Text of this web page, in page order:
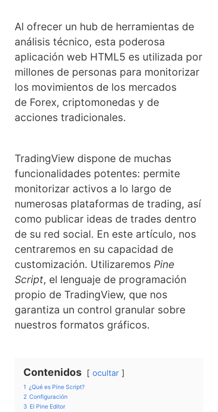
Al ofrecer un hub de herramientas de
análisis técnico, esta poderosa
aplicación web HTML5 es utilizada por
millones de personas para monitorizar
los movimientos de los mercados
de Forex, criptomonedas y de
acciones tradicionales.
TradingView dispone de muchas
funcionalidades potentes: permite
monitorizar activos a lo largo de
numerosas plataformas de trading, así
como publicar ideas de trades dentro
de su red social. En este artículo, nos
centraremos en su capacidad de
customización. Utilizaremos Pine
Script, el lenguaje de programación
propio de TradingView, que nos
garantiza un control granular sobre
nuestros formatos gráficos.
Contenidos ocultar
1 ¿Qué es Pine Script?
2 Configuración
3 El Pine Editor